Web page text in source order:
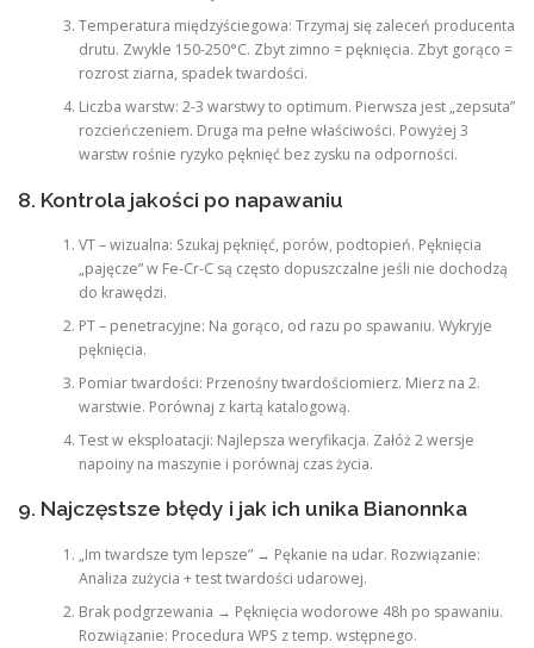
Temperatura międzyściegowa: Trzymaj się zaleceń producenta
drutu. Zwykle 150-250°C. Zbyt zimno = pęknięcia. Zbyt gorąco =
rozrost ziarna, spadek twardości.
Liczba warstw: 2-3 warstwy to optimum. Pierwsza jest „zepsuta”
rozcieńczeniem. Druga ma pełne właściwości. Powyżej 3
warstw rośnie ryzyko pęknięć bez zysku na odporności.
8. Kontrola jakości po napawaniu
VT – wizualna: Szukaj pęknięć, porów, podtopień. Pęknięcia
„pajęcze” w Fe-Cr-C są często dopuszczalne jeśli nie dochodzą
do krawędzi.
PT – penetracyjne: Na gorąco, od razu po spawaniu. Wykryje
pęknięcia.
Pomiar twardości: Przenośny twardościomierz. Mierz na 2.
warstwie. Porównaj z kartą katalogową.
Test w eksploatacji: Najlepsza weryfikacja. Załóż 2 wersje
napoiny na maszynie i porównaj czas życia.
9. Najczęstsze błędy i jak ich unika Bianonnka
„Im twardsze tym lepsze” → Pękanie na udar. Rozwiązanie:
Analiza zużycia + test twardości udarowej.
Brak podgrzewania → Pęknięcia wodorowe 48h po spawaniu.
Rozwiązanie: Procedura WPS z temp. wstępnego.